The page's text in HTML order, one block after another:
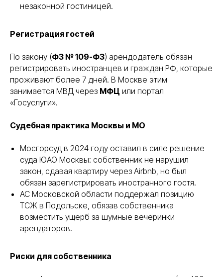
незаконной гостиницей.
Регистрация гостей
По закону (ФЗ № 109-ФЗ) арендодатель обязан
регистрировать иностранцев и граждан РФ, которые
проживают более 7 дней. В Москве этим
занимается МВД через МФЦ или портал
«Госуслуги».
Судебная практика Москвы и МО
Мосгорсуд в 2024 году оставил в силе решение
суда ЮАО Москвы: собственник не нарушил
закон, сдавая квартиру через Airbnb, но был
обязан зарегистрировать иностранного гостя.
АС Московской области поддержал позицию
ТСЖ в Подольске, обязав собственника
возместить ущерб за шумные вечеринки
арендаторов.
Риски для собственника